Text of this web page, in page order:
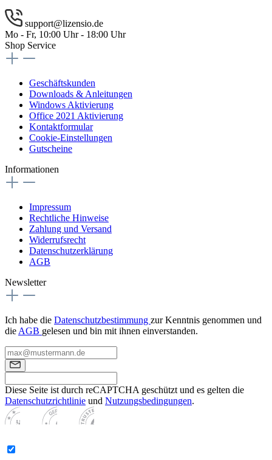
support@lizensio.de
Mo - Fr, 10:00 Uhr - 18:00 Uhr
Shop Service
Geschäftskunden
Downloads & Anleitungen
Windows Aktivierung
Office 2021 Aktivierung
Kontaktformular
Cookie-Einstellungen
Gutscheine
Informationen
Impressum
Rechtliche Hinweise
Zahlung und Versand
Widerrufsrecht
Datenschutzerklärung
AGB
Newsletter
Ich habe die Datenschutzbestimmung zur Kenntnis genommen und
die AGB gelesen und bin mit ihnen einverstanden.
Diese Seite ist durch reCAPTCHA geschützt und es gelten die
Datenschutzrichtlinie und Nutzungsbedingungen.